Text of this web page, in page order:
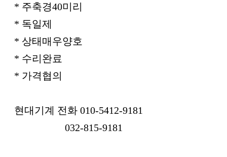
* 주축경40미리
* 독일제
* 상태매우양호
* 수리완료
* 가격협의
현대기계 전화 010-5412-9181
032-815-9181